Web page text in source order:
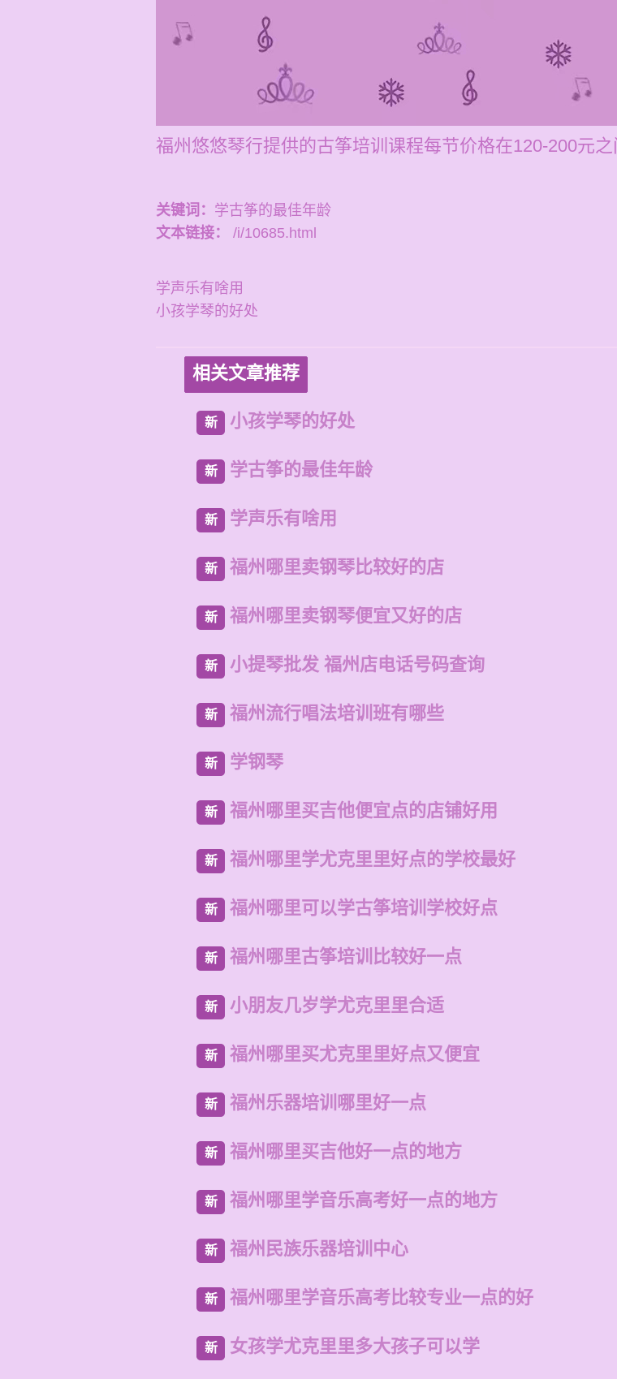
福州悠悠琴行提供的古筝培训课程每节价格在120-200元
关键词： 学古筝的最佳年龄
文本链接：
/i/10685.html
学声乐有啥用
小孩学琴的好处
相关文章推荐
新 小孩学琴的好处
新 学古筝的最佳年龄
新 学声乐有啥用
新 福州哪里卖钢琴比较好的店
新 福州哪里卖钢琴便宜又好的店
新 小提琴批发 福州店电话号码查询
新 福州流行唱法培训班有哪些
新 学钢琴
新 福州哪里买吉他便宜点的店铺好用
新 福州哪里学尤克里里好点的学校最好
新 福州哪里可以学古筝培训学校好点
新 福州哪里古筝培训比较好一点
新 小朋友几岁学尤克里里合适
新 福州哪里买尤克里里好点又便宜
新 福州乐器培训哪里好一点
新 福州哪里买吉他好一点的地方
新 福州哪里学音乐高考好一点的地方
新 福州民族乐器培训中心
新 福州哪里学音乐高考比较专业一点的好
新 女孩学尤克里里多大孩子可以学